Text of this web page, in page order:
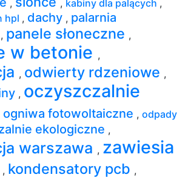
, , kabiny dla palących ,
hpl , dachy , palarnia
, panele słoneczne ,
w betonie ,
, odwierty rdzeniowe ,
, oczyszczalnie
ogniwa fotowoltaiczne , odpady
ekologiczne ,
warszawa , zawiesia
, kondensatory pcb ,